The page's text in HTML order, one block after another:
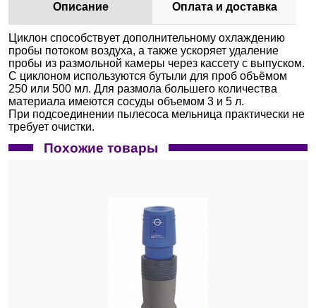
Контакты
Описание Оплата и доставка
Циклон способствует дополнительному охлаждению
пробы потоком воздуха, а также ускоряет удаление
пробы из размольной камеры через кассету с выпуском.
С циклоном используются бутыли для проб объёмом
250 или 500 мл. Для размола большего количества
материала имеются сосуды объемом 3 и 5 л.
При подсоединении пылесоса мельница практически не
требует очистки.
Похожие товары